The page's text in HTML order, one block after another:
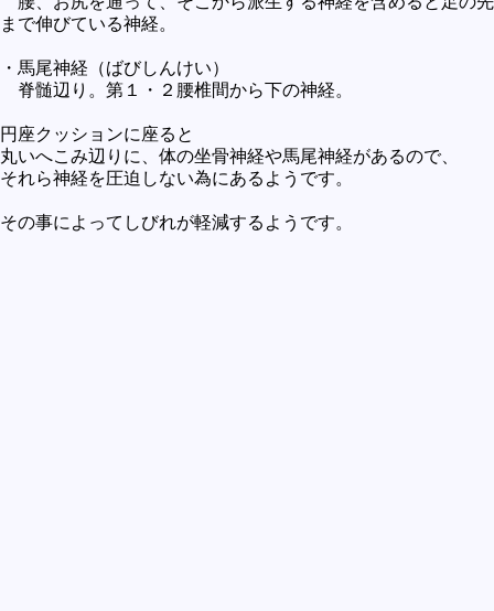
まで伸びている神経。
・馬尾神経（ばびしんけい）
脊髄辺り。第１・２腰椎間から下の神経。
円座クッションに座ると
丸いへこみ辺りに、体の坐骨神経や馬尾神経があるので、
それら神経を圧迫しない為にあるようです。
その事によってしびれが軽減するようです。